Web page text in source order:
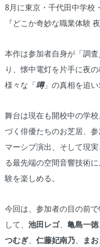
8月に東京・千代田中学校
『どこか奇妙な職業体験
本作は参加者自身が「調
り、懐中電灯を片手に夜
様々な「噂」の真相を追い
舞台は現在も開校中の学
づく俳優たちのお芝居、
マーシブ演出、そして現
る最先端の空間音響技術
験を楽しめる。
今回は、参加者の目の前
して、 池田レゴ、 亀島一徳
つむぎ、 仁藤妃南乃、 まお